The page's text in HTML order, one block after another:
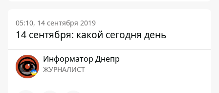
05:10, 14 сентября 2019
14 сентября: какой сегодня день
Информатор Днепр
ЖУРНАЛИСТ